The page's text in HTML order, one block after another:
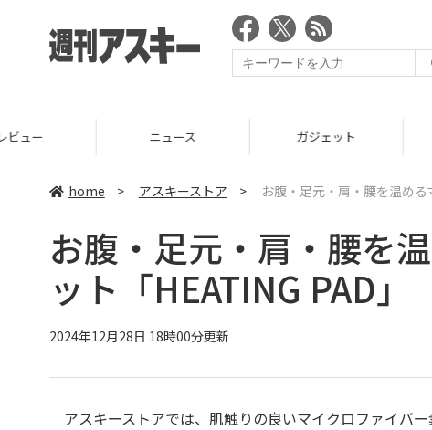
home > アスキーストア > お腹・足元・肩・腰を温める
お腹・足元・肩・腰を
ット「HEATING PAD」
2024年12月28日 18時00分更新
アスキーストアでは、肌触りの良いマイクロファイバ